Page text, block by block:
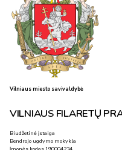
Vilniaus miesto savivaldybė
VILNIAUS FILARETŲ
Biudžetinė įstaiga
Bendrojo ugdymo mokykla